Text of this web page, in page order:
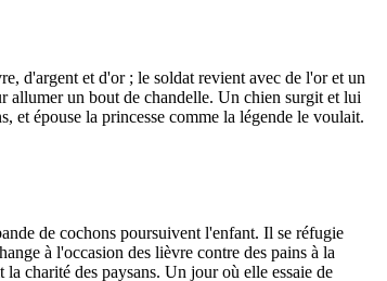
d'argent et d'or ; le soldat revient avec de l'or et un
allumer un bout de chandelle. Un chien surgit et lui
et épouse la princesse comme la légende le voulait.
de cochons poursuivent l'enfant. Il se réfugie
à l'occasion des lièvre contre des pains à la
charité des paysans. Un jour où elle essaie de